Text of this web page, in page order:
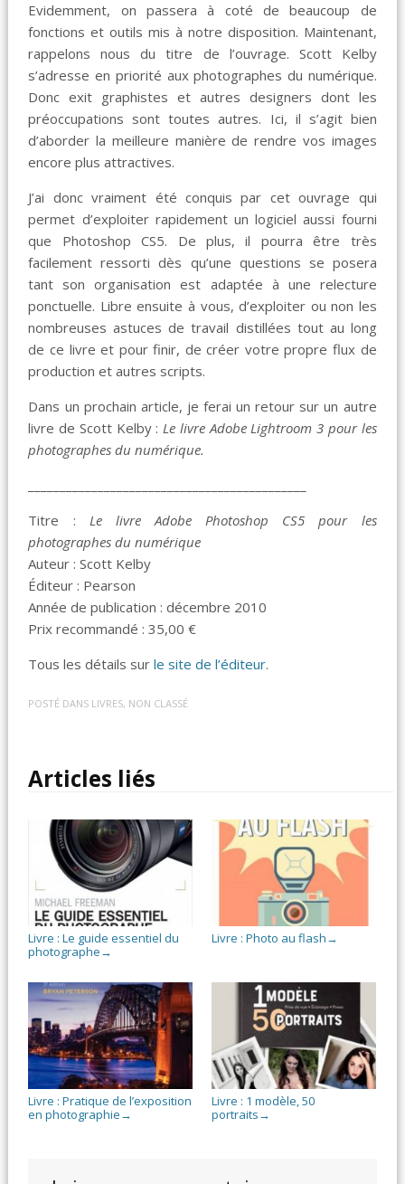
Evidemment, on passera à coté de beaucoup de
fonctions et outils mis à notre disposition. Maintenant,
rappelons nous du titre de l’ouvrage. Scott Kelby
s’adresse en priorité aux photographes du numérique.
Donc exit graphistes et autres designers dont les
préoccupations sont toutes autres. Ici, il s’agit bien
d’aborder la meilleure manière de rendre vos images
encore plus attractives.
J’ai donc vraiment été conquis par cet ouvrage qui
permet d’exploiter rapidement un logiciel aussi fourni
que Photoshop CS5. De plus, il pourra être très
facilement ressorti dès qu’une questions se posera
tant son organisation est adaptée à une relecture
ponctuelle. Libre ensuite à vous, d’exploiter ou non les
nombreuses astuces de travail distillées tout au long
de ce livre et pour finir, de créer votre propre flux de
production et autres scripts.
Dans un prochain article, je ferai un retour sur un autre
livre de Scott Kelby :Le livre Adobe Lightroom 3 pour les
photographes du numérique.
Titre : Le livre Adobe Photoshop CS5 pour les
photographes du numérique
Auteur : Scott Kelby
Éditeur : Pearson
Année de publication : décembre 2010
Prix recommandé : 35,00 €
Tous les détails surle site de l’éditeur.
POSTÉ DANS LIVRES, NON CLASSÉ
Articles liés
Livre : Le guide essentiel du
photographe →
Livre : Photo au flash →
Livre : Pratique de l’exposition
en photographie →
Livre : 1 modèle, 50
portraits →